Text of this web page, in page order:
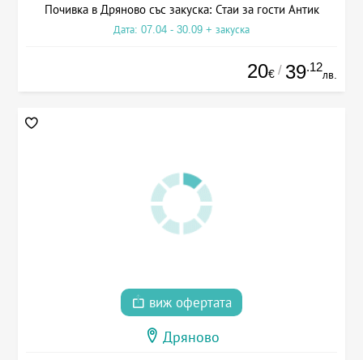
Почивка в Дряново със закуска: Стаи за гости Антик
Дата: 07.04 - 30.09 + закуска
20€ / 39.12
лв.
виж офертата
Дряново